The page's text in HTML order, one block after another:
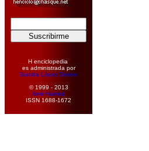
H enciclopedia
es administrada por
Sandra López Desivo
© 1999 - 2013
Amir Hamed
ISSN 1688-1672